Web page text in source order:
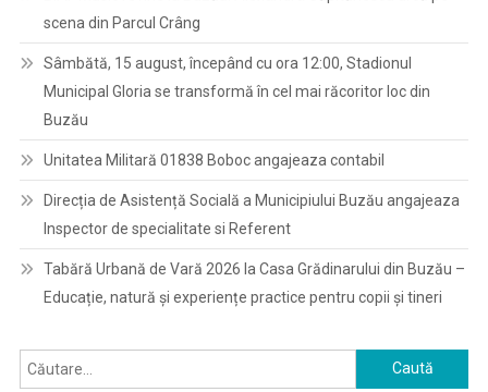
scena din Parcul Crâng
Sâmbătă, 15 august, începând cu ora 12:00, Stadionul
Municipal Gloria se transformă în cel mai răcoritor loc din
Buzău
Unitatea Militară 01838 Boboc angajeaza contabil
Direcția de Asistență Socială a Municipiului Buzău angajeaza
Inspector de specialitate si Referent
Tabără Urbană de Vară 2026 la Casa Grădinarului din Buzău –
Educație, natură și experiențe practice pentru copii și tineri
Caută
după: